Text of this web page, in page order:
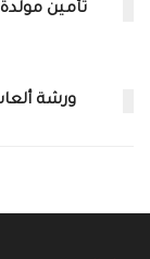
تأمين
ورشة